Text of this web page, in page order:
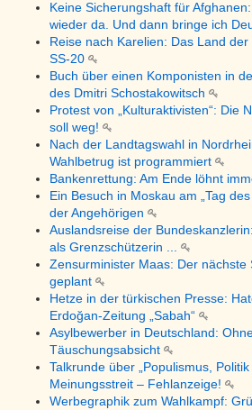
Keine Sicherungshaft für
wieder da. Und dann bringe ich
Reise nach Karelien: Das Land
SS-20
Buch über einen Komponisten in
des Dmitri Schostakowitsch
Protest von „Kulturaktivisten“: Die
soll weg!
Nach der Landtagswahl in
Wahlbetrug ist programmiert
Bankenrettung: Am Ende löhnt
Ein Besuch in Moskau am „Tag
der Angehörigen
Auslandsreise der
als Grenzschützerin ...
Zensurminister Maas: Der nächste
geplant
Hetze in der türkischen Presse:
Erdoğan-Zeitung „Sabah“
Asylbewerber in Deutschland:
Täuschungsabsicht
Talkrunde über „Populismus,
Meinungsstreit – Fehlanzeige!
Werbegraphik zum Wahlkampf: